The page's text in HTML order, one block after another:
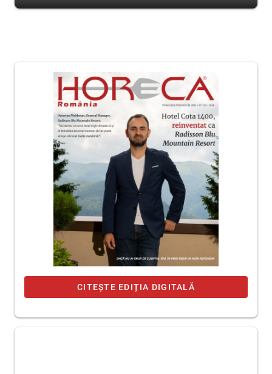
CITEȘTE EDIȚIA DIGITALĂ